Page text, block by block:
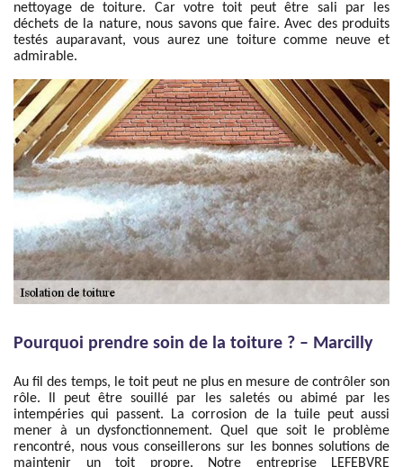
nettoyage de toiture. Car votre toit peut être sali par les
déchets de la nature, nous savons que faire. Avec des produits
testés auparavant, vous aurez une toiture comme neuve et
admirable.
Pourquoi prendre soin de la toiture ? – Marcilly
Au fil des temps, le toit peut ne plus en mesure de contrôler son
rôle. Il peut être souillé par les saletés ou abimé par les
intempéries qui passent. La corrosion de la tuile peut aussi
mener à un dysfonctionnement. Quel que soit le problème
rencontré, nous vous conseillerons sur les bonnes solutions de
maintenir un toit propre. Notre entreprise LEFEBVRE